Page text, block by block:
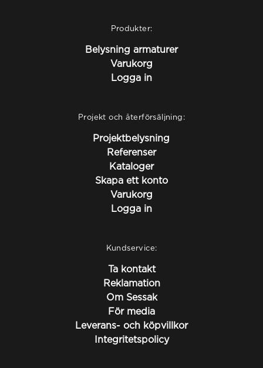
Produkter:
Belysning armaturer
Varukorg
Logga in
Projekt och återförsäljning:
Projektbelysning
Referenser
Kataloger
Skapa ett konto
Varukorg
Logga in
Kundservice:
Ta kontakt
Reklamation
Om Sessak
För media
Leverans- och köpvillkor
Integritetspolicy